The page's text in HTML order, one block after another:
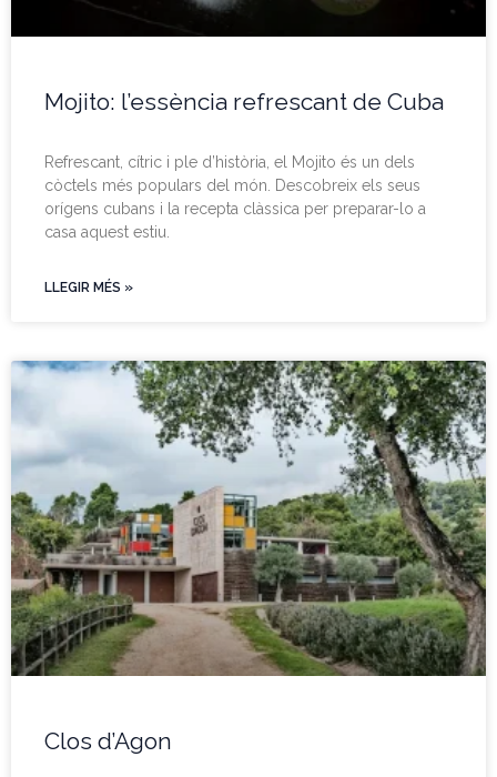
Mojito: l’essència refrescant de Cuba
Refrescant, cítric i ple d’història, el Mojito és un dels
còctels més populars del món. Descobreix els seus
orígens cubans i la recepta clàssica per preparar-lo a
casa aquest estiu.
LLEGIR MÉS »
Clos d’Agon